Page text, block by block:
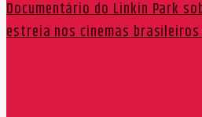
Documentário do Linkin Park
estreia nos cinemas